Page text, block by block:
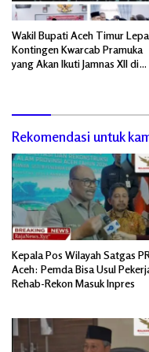
Wakil Bupati Aceh Timur
Kontingen Kwarcab Pramuka
yang Akan Ikuti Jamnas XII di
Rekomendasi untuk
Kepala Pos Wilayah Satgas
Aceh: Pemda Bisa Usul
Rehab-Rekon Masuk Inpres